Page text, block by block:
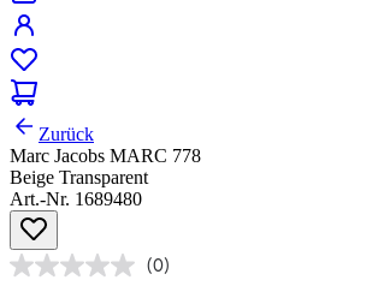
Zurück
Marc Jacobs MARC 778
Beige Transparent
Art.-Nr. 1689480
(0)